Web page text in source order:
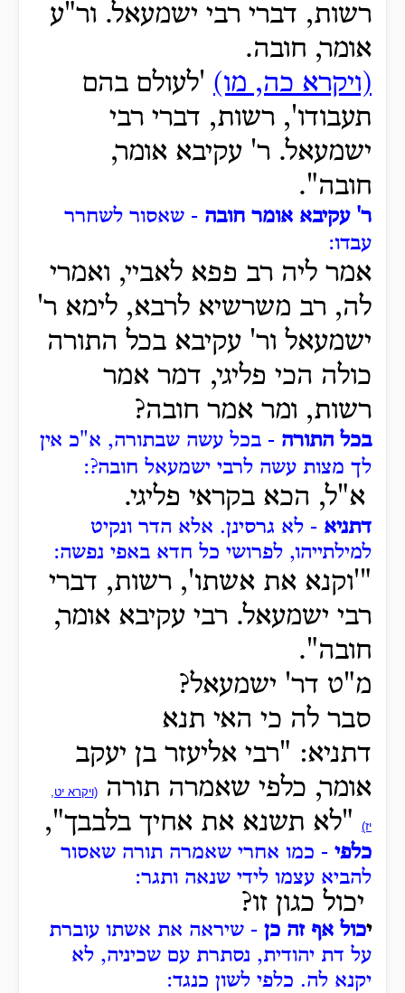
רשות, דברי רבי ישמעאל. ור"ע
אומר, חובה.
(ויקרא כה, מו) 'לעולם בהם
תעבודו', רשות, דברי רבי
ישמעאל. ר' עקיבא אומר,
חובה".
ר' עקיבא אומר חובה - שאסור לשחרר
עבדו:
אמר ליה רב פפא לאביי, ואמרי
לה, רב משרשיא לרבא, לימא ר'
ישמעאל ור' עקיבא בכל התורה
כולה הכי פליגי, דמר אמר
רשות, ומר אמר חובה?
בכל התורה - בכל עשה שבתורה, א"כ אין
לך מצות עשה לרבי ישמעאל חובה?:
א"ל, הכא בקראי פליגי.
דתניא - לא גרסינן. אלא הדר ונקיט
למילתייהו, לפרושי כל חדא באפי נפשה:
"'וקנא את אשתו', רשות, דברי
רבי ישמעאל. רבי עקיבא אומר,
חובה".
מ"ט דר' ישמעאל?
סבר לה כי האי תנא
דתניא: "רבי אליעזר בן יעקב
אומר, כלפי שאמרה תורה
(ויקרא יט,
יז) "לא תשנא את אחיך בלבבך",
כלפי - כמו אחרי שאמרה תורה שאסור
להביא עצמו לידי שנאה ותגר:
יכול כגון זו?
יכול אף זה כן - שיראה את אשתו עוברת
על דת יהודית, נסתרת עם שכיניה, לא
יקנא לה. כלפי לשון כנגד: